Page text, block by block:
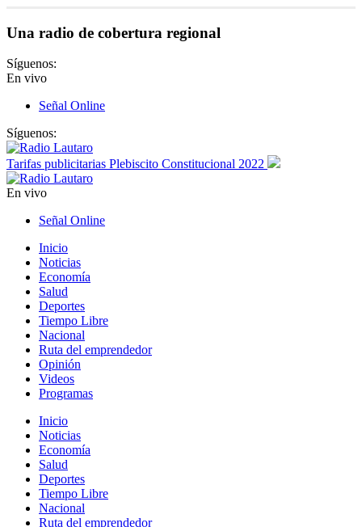
Una radio de cobertura regional
Síguenos:
En vivo
Señal Online
Síguenos:
Tarifas publicitarias Plebiscito Constitucional 2022
En vivo
Señal Online
Inicio
Noticias
Economía
Salud
Deportes
Tiempo Libre
Nacional
Ruta del emprendedor
Opinión
Videos
Programas
Inicio
Noticias
Economía
Salud
Deportes
Tiempo Libre
Nacional
Ruta del emprendedor